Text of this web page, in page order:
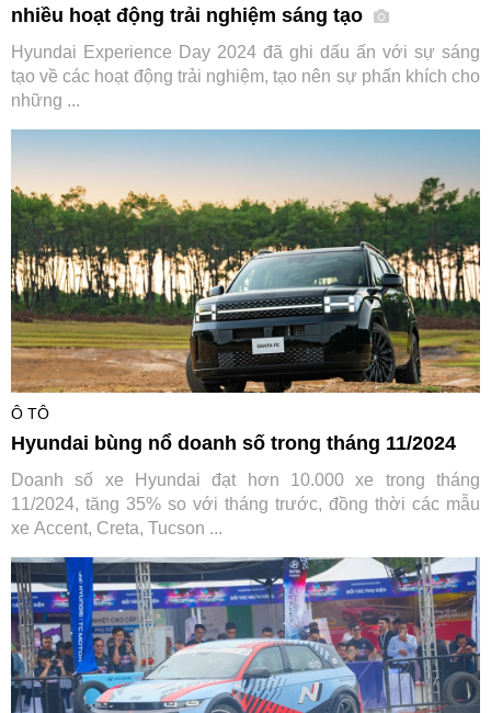
nhiều hoạt động trải nghiệm sáng tạo
Hyundai Experience Day 2024 đã ghi dấu ấn với sự sáng
tạo về các hoạt động trải nghiệm, tạo nên sự phấn khích cho
những ...
Ô TÔ
Hyundai bùng nổ doanh số trong tháng 11/2024
Doanh số xe Hyundai đạt hơn 10.000 xe trong tháng
11/2024, tăng 35% so với tháng trước, đồng thời các mẫu
xe Accent, Creta, Tucson ...